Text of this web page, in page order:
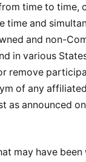
time to time,
time and
and non-
in various
remove
of any
as announced
may have